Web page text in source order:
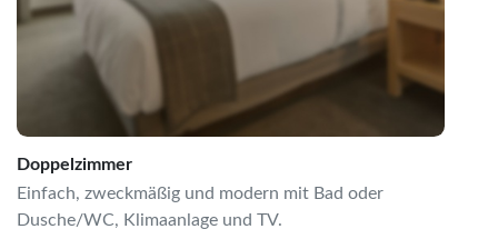
Doppelzimmer
Einfach, zweckmäßig und modern mit Bad oder
Dusche/WC, Klimaanlage und TV.